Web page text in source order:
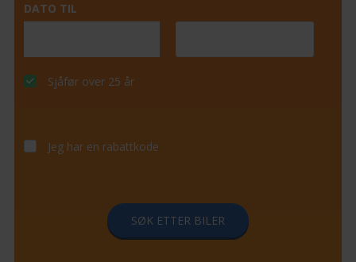
DATO TIL
Sjåfør over 25 år
Jeg har en rabattkode
SØK ETTER BILER